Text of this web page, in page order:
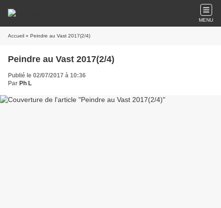
MENU
Accueil » Peindre au Vast 2017(2/4)
Peindre au Vast 2017(2/4)
Publié le 02/07/2017 à 10:36
Par Ph L